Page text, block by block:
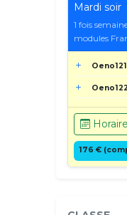
Mardi soir
1 fois
modules
176 €